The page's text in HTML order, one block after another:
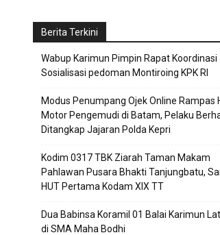
Berita Terkini
Wabup Karimun Pimpin Rapat Koordinasi
Sosialisasi pedoman Montiroing KPK RI
Modus Penumpang Ojek Online Rampas
Motor Pengemudi di Batam, Pelaku
Ditangkap Jajaran Polda Kepri
Kodim 0317 TBK Ziarah Taman Makam
Pahlawan Pusara Bhakti Tanjungbatu,
HUT Pertama Kodam XIX TT
Dua Babinsa Koramil 01 Balai Karimun
di SMA Maha Bodhi